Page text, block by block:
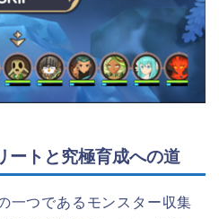
ートと究極育成への道
一つであるモンスター収集